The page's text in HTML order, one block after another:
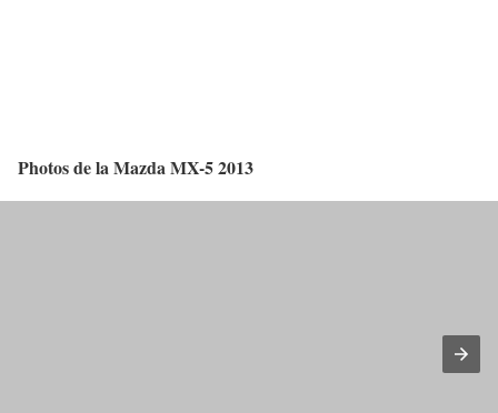
Photos de la Mazda MX-5 2013